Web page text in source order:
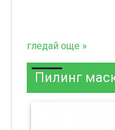
гледай още »
Пилинг